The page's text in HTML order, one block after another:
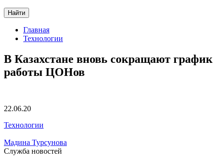
Найти
Главная
Технологии
В Казахстане вновь сокращают график
работы ЦОНов
22.06.20
Технологии
Мадина Турсунова
Служба новостей